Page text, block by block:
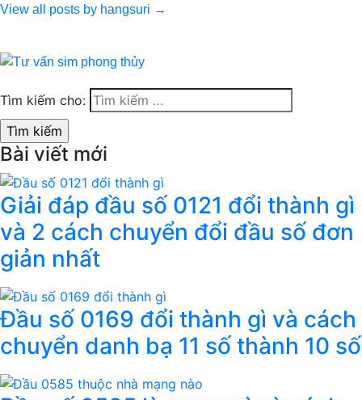
View all posts by hangsuri →
Tìm kiếm cho:
Bài viết mới
Giải đáp đầu số 0121 đổi thành gì
và 2 cách chuyển đổi đầu số đơn
giản nhất
Đầu số 0169 đổi thành gì và cách
chuyển danh bạ 11 số thành 10 số